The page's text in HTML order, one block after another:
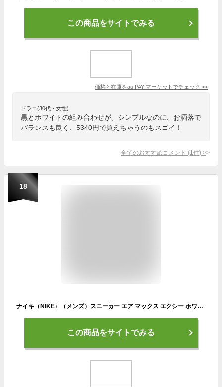
この商品をサイトでみる
価格と在庫をau PAY マーケット でチェック >>
ドラコ(30代・女性)
黒とホワイトの組み合わせが、シンプルなのに、お洒落で
バランスも良く、5340円で買えちゃうのもスゴイ！
全てのおすすめコメント (1 件) >
18
ナイキ（NIKE）（メンズ）スニーカー エア マックス エクシー ホワイト ブラック CD4165-100 スポーツシューズ 靴 カジュアル ランニング
この商品をサイトでみる